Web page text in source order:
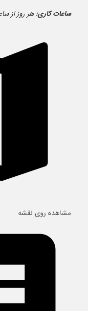
ساعات کاری: هر روز از ساعت ۱۰
مشاهده روی نقشه